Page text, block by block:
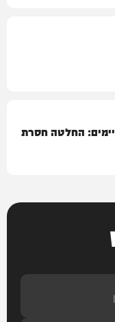
החלטה חסרת